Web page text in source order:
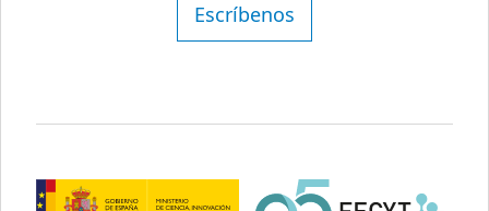
Escríbenos